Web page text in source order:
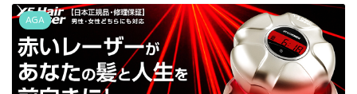
AGA